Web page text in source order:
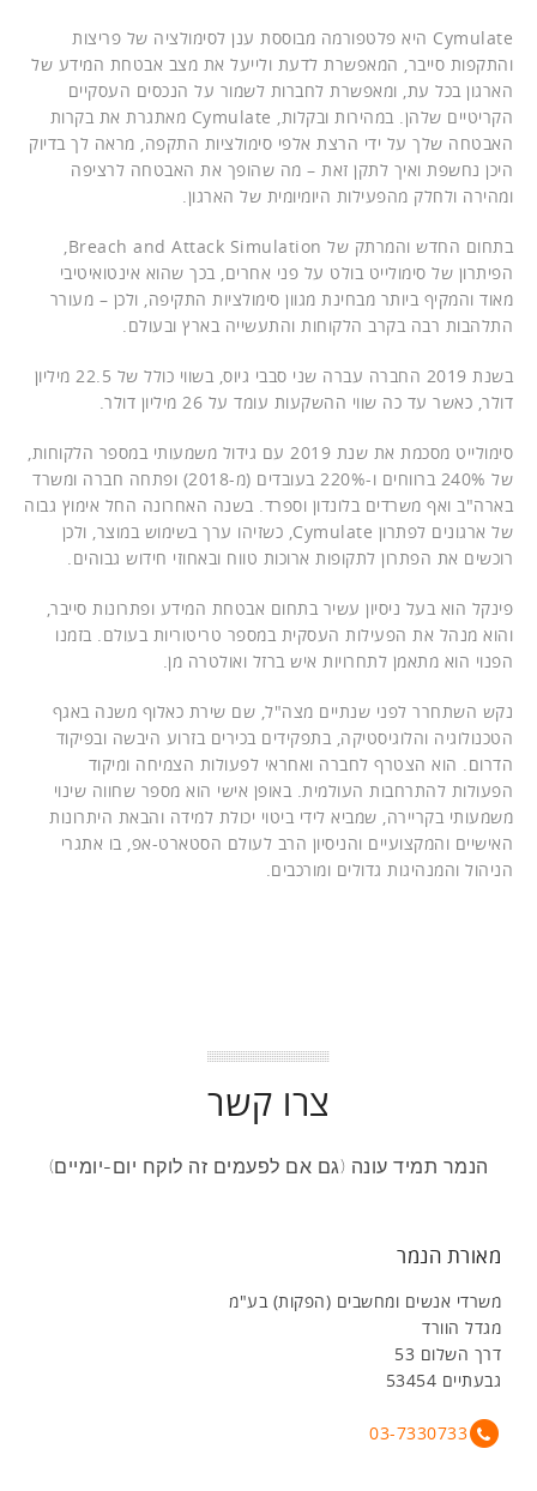
Cymulate היא פלטפורמה מבוססת ענן לסימולציה של פריצות
והתקפות סייבר, המאפשרת לדעת ולייעל את מצב אבטחת המידע של
הארגון בכל עת, ומאפשרת לחברות לשמור על הנכסים העסקיים
הקריטיים שלהן. במהירות ובקלות, Cymulate מאתגרת את בקרות
האבטחה שלך על ידי הרצת אלפי סימולציות התקפה, מראה לך בדיוק
היכן נחשפת ואיך לתקן זאת – מה שהופך את האבטחה לרציפה
ומהירה ולחלק מהפעילות היומיומית של הארגון.
הפיתרון של סימולייט בולט על פני אחרים, בכך שהוא אינטואיטיבי
מאוד והמקיף ביותר מבחינת מגוון סימולציות התקיפה, ולכן – מעורר
התלהבות רבה בקרב הלקוחות והתעשייה בארץ ובעולם.
בשנת 2019 החברה עברה שני סבבי גיוס, בשווי כולל של 22.5 מיליון
דולר, כאשר עד כה שווי ההשקעות עומד על 26 מיליון דולר.
סימולייט מסכמת את שנת 2019 עם גידול משמעותי במספר הלקוחות,
של 240% ברווחים ו-220% בעובדים (מ-2018) ופתחה חברה ומשרד
בארה"ב ואף משרדים בלונדון וספרד. בשנה האחרונה החל אימוץ גבוה
של ארגונים לפתרון Cymulate, כשזיהו ערך בשימוש במוצר, ולכן
רוכשים את הפתרון לתקופות ארוכות טווח ובאחוזי חידוש גבוהים.
פינקל הוא בעל ניסיון עשיר בתחום אבטחת המידע ופתרונות סייבר,
והוא מנהל את הפעילות העסקית במספר טריטוריות בעולם. בזמנו
הפנוי הוא מתאמן לתחרויות איש ברזל ואולטרה מן.
נקש השתחרר לפני שנתיים מצה"ל, שם שירת כאלוף משנה באגף
הטכנולוגיה והלוגיסטיקה, בתפקידים בכירים בזרוע היבשה ובפיקוד
הדרום. הוא הצטרף לחברה ואחראי לפעולות הצמיחה ומיקוד
הפעולות להתרחבות העולמית. באופן אישי הוא מספר שחווה שינוי
משמעותי בקריירה, שמביא לידי ביטוי יכולת למידה והבאת היתרונות
האישיים והמקצועיים והניסיון הרב לעולם הסטארט-אפ, בו אתגרי
הניהול והמנהיגות גדולים ומורכבים.
צרו קשר
הנמר תמיד עונה (גם אם לפעמים זה לוקח יום-יומיים)
מאורת הנמר
משרדי אנשים ומחשבים (הפקות) בע"מ
מגדל הוורד
דרך השלום 53
גבעתיים 53454
03-7330733